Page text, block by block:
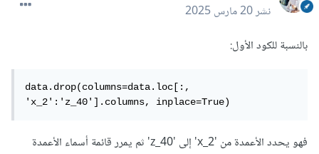
نشر20 مارس 2025
بالنسبة للكود الأول:
data.drop(columns=data.loc[:,
'x_2':'z_40'].columns, inplace=True)
فهو يحدد الأعمدة من 'x_2' إلى 'z_40' ثم يمرر قائمة أسماء الأعمدة